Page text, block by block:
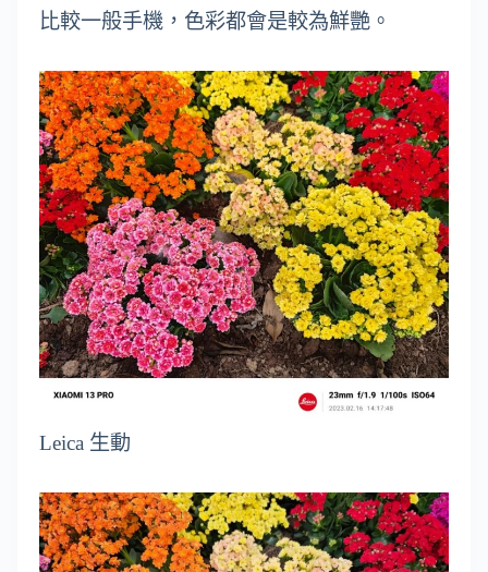
比較一般手機，色彩都會是較為鮮艷。
Leica 生動